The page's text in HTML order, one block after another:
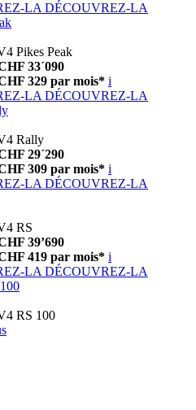
LA DÉCOUVREZ-LA
Pikes Peak
33´090
329 par mois* i
LA DÉCOUVREZ-LA
Rally
29´290
309 par mois* i
LA DÉCOUVREZ-LA
RS
39’690
419 par mois* i
LA DÉCOUVREZ-LA
RS 100